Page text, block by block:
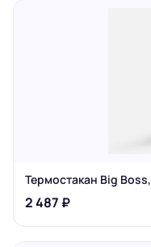
Термостакан Big
2 487 ₽